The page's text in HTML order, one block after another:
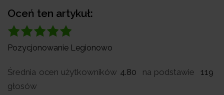
Oceń ten artykuł:
Pozycjonowanie Legionowo
Średnia ocen użytkowników 4.80 na podstawie
119
głosów